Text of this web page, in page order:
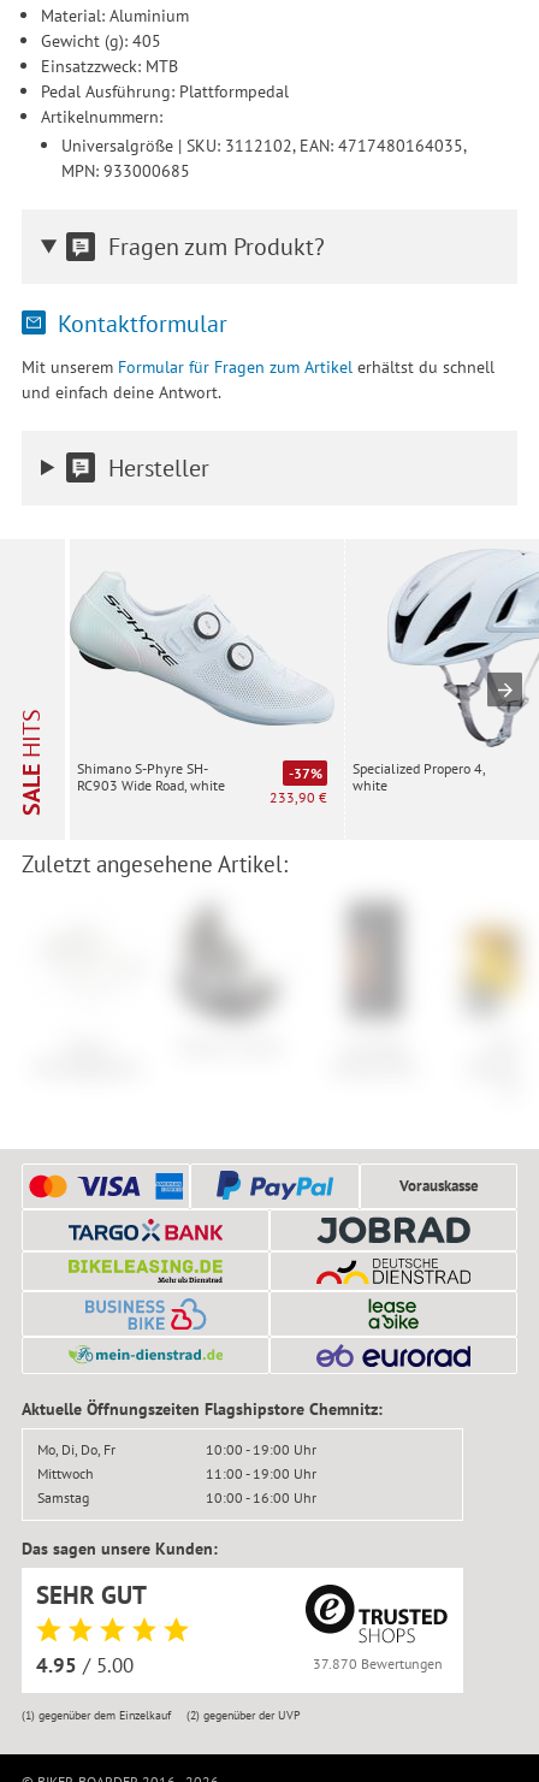
Material: Aluminium
Gewicht (g): 405
Einsatzzweck: MTB
Pedal Ausführung: Plattformpedal
Artikelnummern:
Universalgröße | SKU: 3112102, EAN: 4717480164035,
MPN: 933000685
Fragen zum Produkt?
Kontaktformular
Mit unserem Formular für Fragen zum Artikelerhältst du schnell
und einfach deine Antwort.
Hersteller
SALE
HITS
Shimano S-Phyre SH-
RC903 Wide Road, white
-37%
233,90 €
Specialized Propero 4,
white
Zuletzt angesehene Artikel:
Vorauskasse
Aktuelle Öffnungszeiten Flagshipstore Chemnitz:
Mo, Di, Do, Fr
10:00 - 19:00 Uhr
Mittwoch
11:00 - 19:00 Uhr
Samstag
10:00 - 16:00 Uhr
Das sagen unsere Kunden:
SEHR GUT
4.95 / 5.00 37.870 Bewertungen
(1)gegenüber dem Einzelkauf (2) gegenüber der UVP